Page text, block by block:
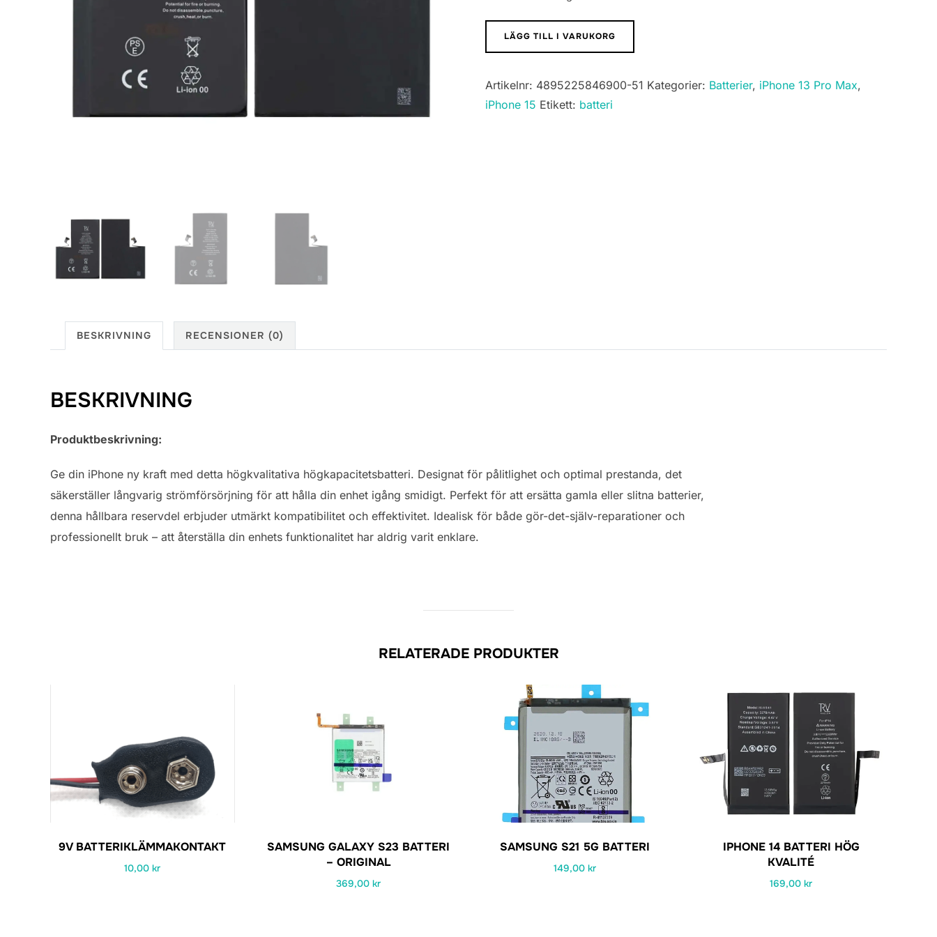
iPhone
13
Max
Batteri
LÄGG TILL I VARUKORG
Artikelnr: 4895225846900-51 Kategorier: Batterier, iPhone 13 Pro Max,
iPhone 15 Etikett: batteri
BESKRIVNING RECENSIONER (0)
BESKRIVNING
Produktbeskrivning:
Ge din iPhone ny kraft med detta högkvalitativa högkapacitetsbatteri. Designat för pålitlighet och optimal prestanda, det
säkerställer långvarig strömförsörjning för att hålla din enhet igång smidigt. Perfekt för att ersätta gamla eller slitna batterier,
denna hållbara reservdel erbjuder utmärkt kompatibilitet och effektivitet. Idealisk för både gör-det-själv-reparationer och
professionellt bruk – att återställa din enhets funktionalitet har aldrig varit enklare.
RELATERADE PRODUKTER
9V BATTERIKLÄMMAKONTAKT
10,00kr
SAMSUNG GALAXY S23 BATTERI
– ORIGINAL
369,00kr
SAMSUNG S21 5G BATTERI
149,00kr
IPHONE 14 BATTERI HÖG
KVALITÉ
169,00kr